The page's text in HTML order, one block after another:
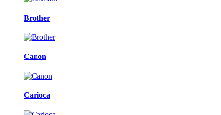
Brother
Canon
Carioca